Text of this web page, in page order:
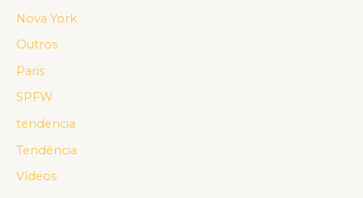
Nova York
Outros
Paris
SPFW
tendencia
Tendência
Vídeos